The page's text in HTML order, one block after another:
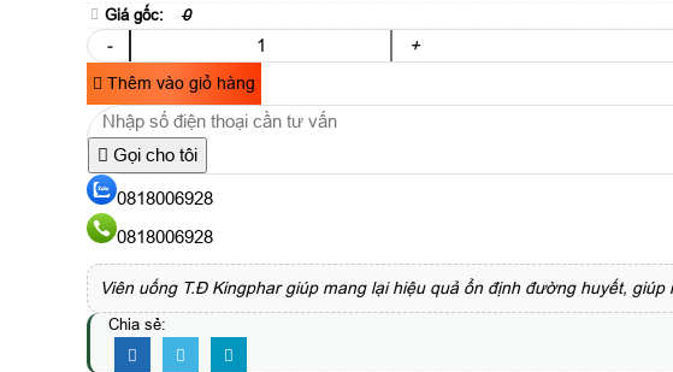
Giá gốc:
0
- +
Thêm vào giỏ hàng
Gọi cho tôi
0818006928
0818006928
Viên uống T.Đ Kingphar giúp mang lại hiệu quả ổn định đường huyết,
Chia sẻ: